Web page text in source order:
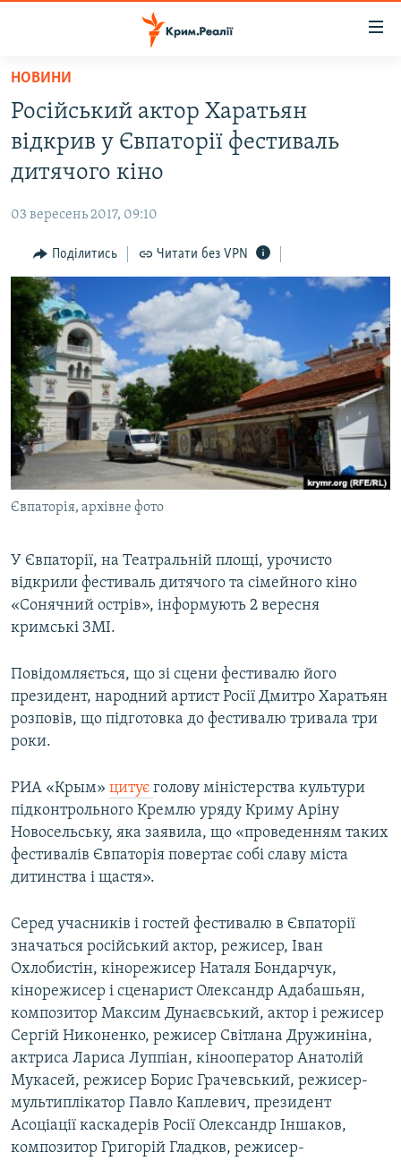
Перейти
основного
матеріалу
Перейти
до
основної
навігації
Перейти
до
пошуку
ВІДЕО ТА ФОТО
БЛОГИ
ПОГЛЯД
ІНТЕРВ'Ю
ВСЕ ЗА ДЕНЬ
СПЕЦПРОЕКТИ
ДЕПОРТАЦІЯ
ВІДЕОУРОКИ «ELIFBE»
СВІДЧЕННЯ ОКУПАЦІЇ
УКРАЇНСЬКА ПРОБЛЕМА КРИМУ
ІНФОГРАФІКА
ЯК ОБІЙТИ БЛОКУВАННЯ
Русский
Qırımtatar
ДОЛУЧАЙСЯ!
Усі сайти RFE/RL
НОВИНИ
Російський актор Харатьян
відкрив у Євпаторії фестиваль
дитячого кіно
03 вересень 2017, 09:10
Поділитись Читати без VPN
Євпаторія, архівне фото
У Євпаторії, на Театральній площі, урочисто
відкрили фестиваль дитячого та сімейного кіно
«Сонячний острів», інформують 2 вересня
кримські ЗМІ.
Повідомляється, що зі сцени фестивалю його
президент, народний артист Росії Дмитро Харатьян
розповів, що підготовка до фестивалю тривала три
роки.
РИА «Крым» цитує голову міністерства культури
підконтрольного Кремлю уряду Криму Аріну
Новосельську, яка заявила, що «проведенням таких
фестивалів Євпаторія повертає собі славу міста
дитинства і щастя».
Серед учасників і гостей фестивалю в Євпаторії
значаться російський актор, режисер, Іван
Охлобистін, кінорежисер Наталя Бондарчук,
кінорежисер і сценарист Олександр Адабашьян,
композитор Максим Дунаєвський, актор і режисер
Сергій Никоненко, режисер Світлана Дружиніна,
актриса Лариса Луппіан, кінооператор Анатолій
Мукасей, режисер Борис Грачевський, режисер-
мультиплікатор Павло Каплевич, президент
Асоціації каскадерів Росії Олександр Іншаков,
композитор Григорій Гладков, режисер-